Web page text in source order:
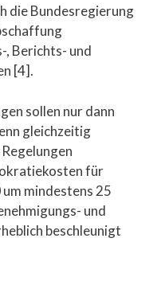
die Bundesregierung
Berichts- und
[4].
sollen nur dann
gleichzeitig
für
mindestens 25
und
beschleunigt